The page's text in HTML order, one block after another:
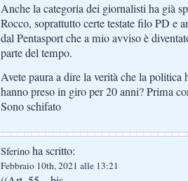
Anche la categoria dei giornalisti ha già
Rocco, soprattutto certe testate filo PD e
dal Pentasport che a mio avviso è
parte del tempo.
Avete paura a dire la verità che la
hanno preso in giro per 20 anni? Prima
Sono schifato
Sferino ha scritto:
Febbraio 10th, 2021 alle 13:21